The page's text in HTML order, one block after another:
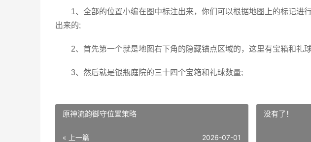
1、全部的位置小编在图中标注出来，你们可以根据地图上的标记进
出来的;
2、首先第一个就是地图右下角的隐藏锚点区域的，这里有宝箱和礼
3、然后就是银瓶庭院的三十四个宝箱和礼球数量;
原神流韵御守位置策略
« 上一篇 2026-07-01
没有了！